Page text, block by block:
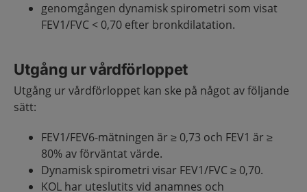
genomgången dynamisk spirometri som visat
FEV1/FVC < 0,70 efter bronkdilatation.
Utgång ur vårdförloppet
Utgång ur vårdförloppet kan ske på något av följande
sätt:
FEV1/FEV6-mätningen är ≥ 0,73 och FEV1 är ≥
80% av förväntat värde.
Dynamisk spirometri visar FEV1/FVC ≥ 0,70.
KOL har uteslutits vid anamnes och